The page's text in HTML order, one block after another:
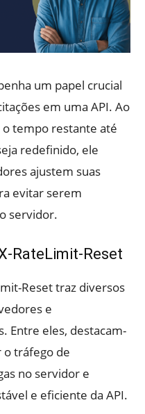
um papel crucial
em uma API. Ao
tempo restante até
redefinido, ele
ajustem suas
evitar serem
servidor.
RateLimit-Reset
Reset traz diversos
e
Entre eles, destacam-
o tráfego de
no servidor e
e eficiente da API.